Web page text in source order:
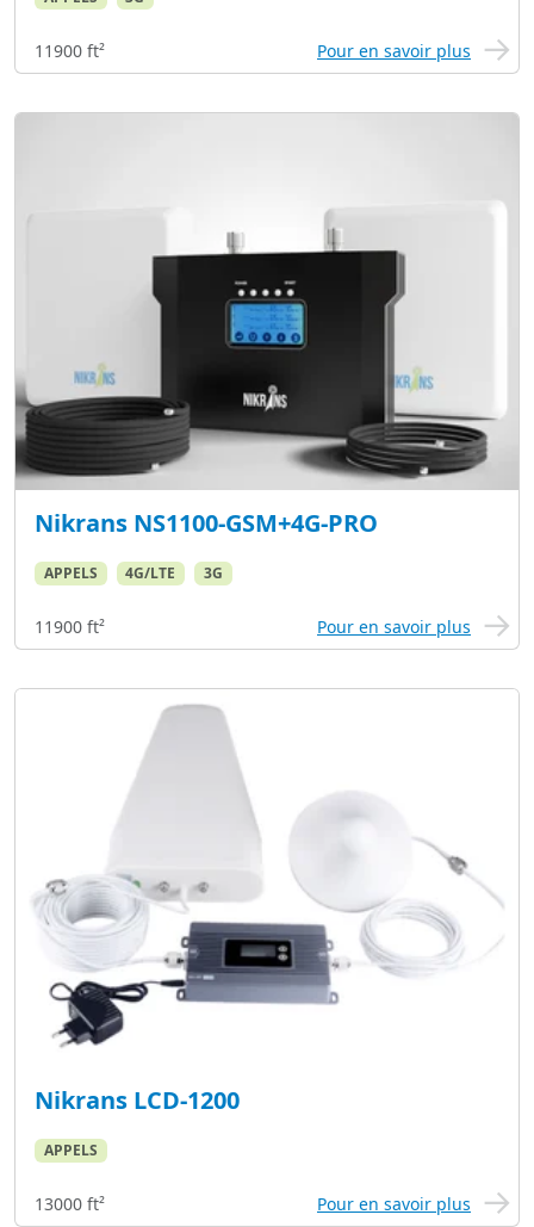
11900 ft² Pour en savoir plus
Nikrans NS1100-GSM+4G-PRO
APPELS 4G/LTE 3G
11900 ft² Pour en savoir plus
Nikrans LCD-1200
APPELS
13000 ft² Pour en savoir plus